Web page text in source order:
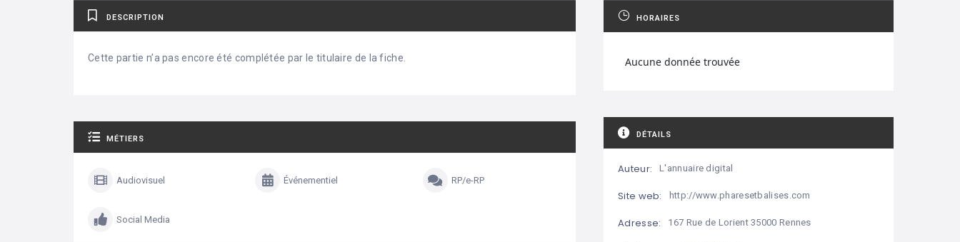
DESCRIPTION
Cette partie n’a pas encore été complétée par le titulaire de la fiche.
MÉTIERS
Audiovisuel Événementiel RP/e-RP
Social Media
HORAIRES
Aucune donnée trouvée
DÉTAILS
Auteur: L'annuaire digital
Site web: http://www.pharesetbalises.com
Adresse: 167 Rue de Lorient 35000 Rennes